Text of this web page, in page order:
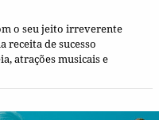
o seu jeito irreverente
receita de sucesso
atrações musicais e